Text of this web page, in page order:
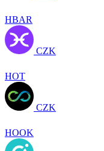
HBAR
CZK
HOT
CZK
HOOK